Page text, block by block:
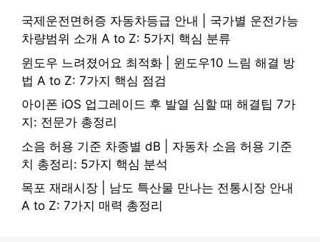
국제운전면허증 자동차등급 안내 | 국가별 운전가능
차량범위 소개 A to Z: 5가지 핵심 분류
윈도우 느려졌어요 최적화 | 윈도우10 느림 해결 방
법 A to Z: 7가지 핵심 점검
아이폰 iOS 업그레이드 후 발열 심할 때 해결팁 7가
지: 전문가 총정리
소음 허용 기준 차종별 dB | 자동차 소음 허용 기준
치 총정리: 5가지 핵심 분석
목포 재래시장 | 남도 특산물 만나는 전통시장 안내
A to Z: 7가지 매력 총정리